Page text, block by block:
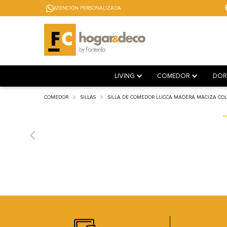
ATENCIÓN PERSONALIZADA
LIVING COMEDOR
COMEDOR SILLAS SILLA DE COMEDOR LUCCA MADERA MACIZA